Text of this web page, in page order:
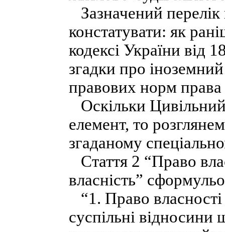
Зазначений
констатувати: як
кодексі України від
згадки про
правових норм права
Оскільки
елемент, то
згаданому
Стаття 2 “Право
власність”
“1. Право
суспільні відносини